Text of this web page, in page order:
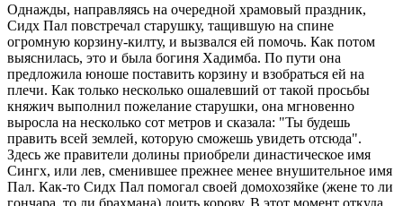
Однажды, направляясь на очередной храмовый праздник,
Сидх Пал повстречал старушку, тащившую на спине
огромную корзину-килту, и вызвался ей помочь. Как потом
выяснилась, это и была богиня Хадимба. По пути она
предложила юноше поставить корзину и взобраться ей на
плечи. Как только несколько ошалевший от такой просьбы
княжич выполнил пожелание старушки, она мгновенно
выросла на несколько сот метров и сказала: "Ты будешь
править всей землей, которую сможешь увидеть отсюда".
Здесь же правители долины приобрели династическое имя
Сингх, или лев, сменившее прежнее менее внушительное имя
Пал. Как-то Сидх Пал помогал своей домохозяйке (жене то ли